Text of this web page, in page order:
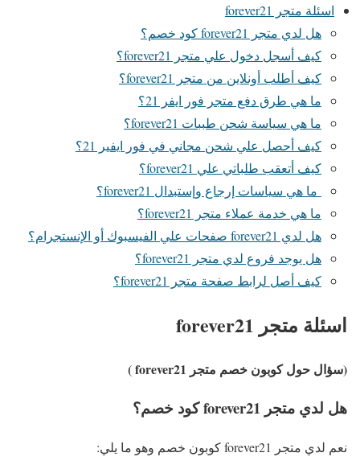
اسئلة متجر forever21
هل لدي متجر forever21 كود خصم؟
كيف أسجل دخول علي متجر forever21؟
كيف أطلب أونلاين من متجر forever21؟
ما هي طرق دفع متجر فور ايفر 21؟
ما هي سياسة شحن طببات forever21؟
كيف أحصل علي شحن مجاني في فور ايفير 21؟
كيف أتعقب طلباتي علي forever21؟
ما هي سياسات إرجاع وإستبدال forever21؟
ما هي خدمة عملاء متجر forever21؟
هل لدي forever21 صفحات علي الفيسبوك أو الإنستجرام؟
هل يوجد فروع لدي متجر forever21؟
كيف أصل لرابط صفحة متجر forever21؟
اسئلة متجر forever21
(سؤال حول كوبون خصم متجر forever21 )
هل لدي متجر forever21 كود خصم؟
نعم لدي متجر forever21 كوبون خصم وهو ما يلي: